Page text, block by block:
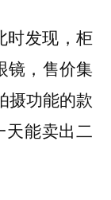
时发现，柜
镜，售价集
摄功能的款
天能卖出二